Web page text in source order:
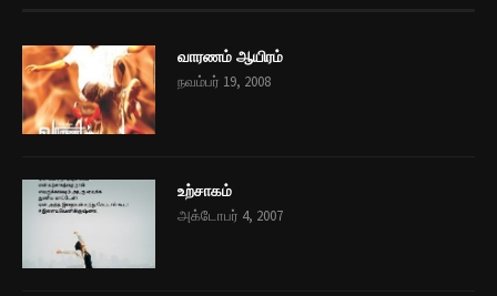
வார‌ண‌ம் ஆயிர‌ம்
நவம்பர் 19, 2008
உற்சாகம்
அக்டோபர் 4, 2007